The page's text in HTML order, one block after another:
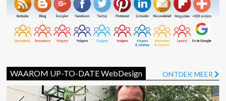
WAAROM UP-TO-DATE WebDesign ONTDEK MEER